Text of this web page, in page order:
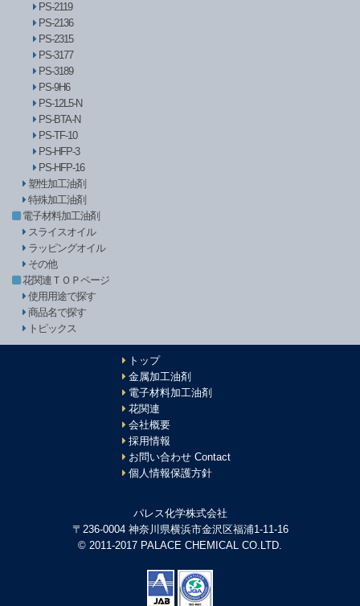
PS-2119
PS-2136
PS-2315
PS-3177
PS-3189
PS-9H6
PS-12L5-N
PS-BTA-N
PS-TF-10
PS-HFP-3
PS-HFP-16
塑性加工油剤
特殊加工油剤
電子材料加工油剤
スライスオイル
ラッピングオイル
その他
花関連ＴＯＰページ
使用用途で探す
商品名で探す
トピックス
トップ
金属加工油剤
電子材料加工油剤
花関連
会社概要
採用情報
お問い合わせ Contact
個人情報保護方針
パレス化学株式会社
〒236-0004 神奈川県横浜市金沢区福浦1-11-16
© 2011-2017 PALACE CHEMICAL CO.LTD.